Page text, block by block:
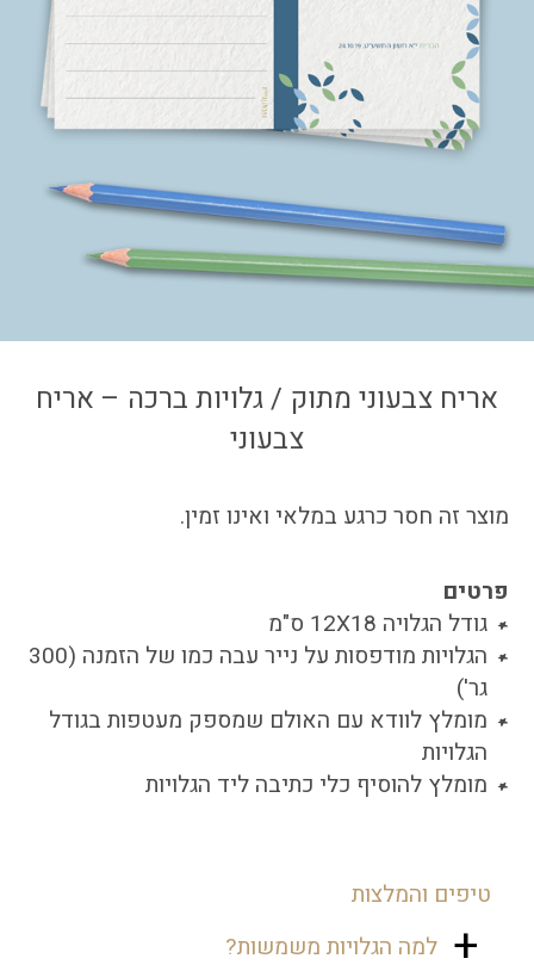
מיוחדים
צור קשר
אריח צבעוני מתוק / גלויות ברכה – אריח
צבעוני
מוצר זה חסר כרגע במלאי ואינו זמין.
פרטים
גודל הגלויה 12X18 ס"מ
הגלויות מודפסות על נייר עבה כמו של הזמנה (300
גר')
מומלץ לוודא עם האולם שמספק מעטפות בגודל
הגלויות
מומלץ להוסיף כלי כתיבה ליד הגלויות
טיפים והמלצות
למה הגלויות משמשות?